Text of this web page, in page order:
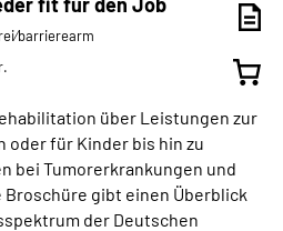
über Leistungen zur
oder für Kinder bis hin zu
bei Tumorerkrankungen und
gibt einen Überblick
der Deutschen